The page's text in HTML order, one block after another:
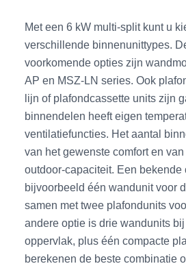
Met een 6 kW multi-split kunt u
verschillende binnenunittypes.
voorkomende opties zijn
AP en MSZ-LN series. Ook
lijn of plafondcassette units zijn
binnendelen heeft eigen
ventilatiefuncties. Het aantal
van het gewenste comfort en
outdoor-capaciteit. Een bekende
bijvoorbeeld één wandunit voor
samen met twee plafondunits
andere optie is drie wandunits
oppervlak, plus één compacte
berekenen de beste combinatie